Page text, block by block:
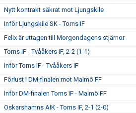
Nytt kontrakt säkrat mot Ljungskile
Inför Ljungskile SK - Torns IF
Felix är uttagen till Morgondagens stjärnor
Torns IF - Tvååkers IF, 2-2 (1-1)
Inför Torns IF - Tvååkers IF
Förlust i DM-finalen mot Malmö FF
Inför DM-finalen Torns IF - Malmö FF
Oskarshamns AIK - Torns IF, 2-1 (2-0)